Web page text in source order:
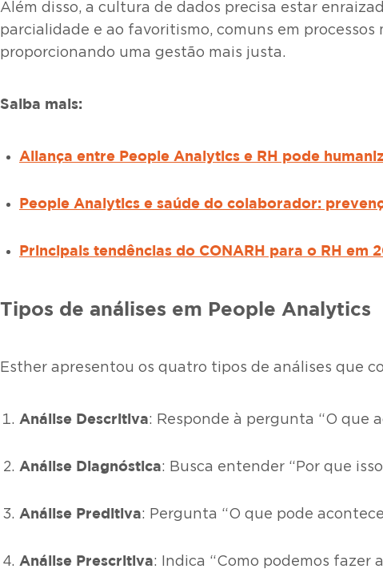
Além disso, a cultura de dados precisa estar
parcialidade e ao favoritismo, comuns em
proporcionando uma gestão mais justa.
Saiba mais:
Aliança entre People Analytics e RH pode
People Analytics e saúde do colaborador:
Principais tendências do CONARH para o RH em
Tipos de análises em People Analytics
Esther apresentou os quatro tipos de análises que
Análise Descritiva: Responde à pergunta “O que
Análise Diagnóstica: Busca entender “Por que
Análise Preditiva: Pergunta “O que pode
Análise Prescritiva: Indica “Como podemos fazer